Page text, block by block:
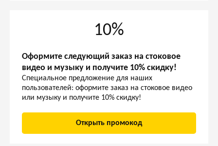
10%
Оформите следующий заказ на стоковое
видео и музыку и получите 10% скидку!
Специальное предложение для наших
пользователей: оформите заказ на стоковое видео
или музыку и получите 10% скидку!
Открыть промокод